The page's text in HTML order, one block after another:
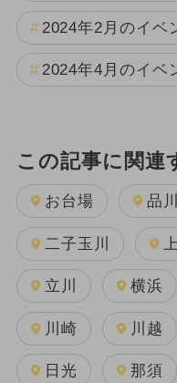
2024年2月のイベ
2024年4月のイベ
この記事に関連
お台場 品川
二子玉川
立川 横浜
川崎 川越
日光 那須